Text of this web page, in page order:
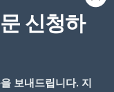
신청하
보내드립니다. 지